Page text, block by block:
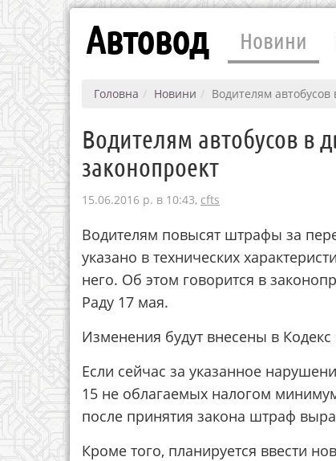
Автовод Новини
Головна Новини Водителям
Водителям автобусов в
законопроект
15.06.2016 р. в 10:43, cfts
Водителям повысят штрафы за
указано в технических
него. Об этом говорится в
Раду 17 мая.
Изменения будут внесены в
Если сейчас за указанное
15 не облагаемых налогом
после принятия закона штраф
Кроме того, планируется ввести